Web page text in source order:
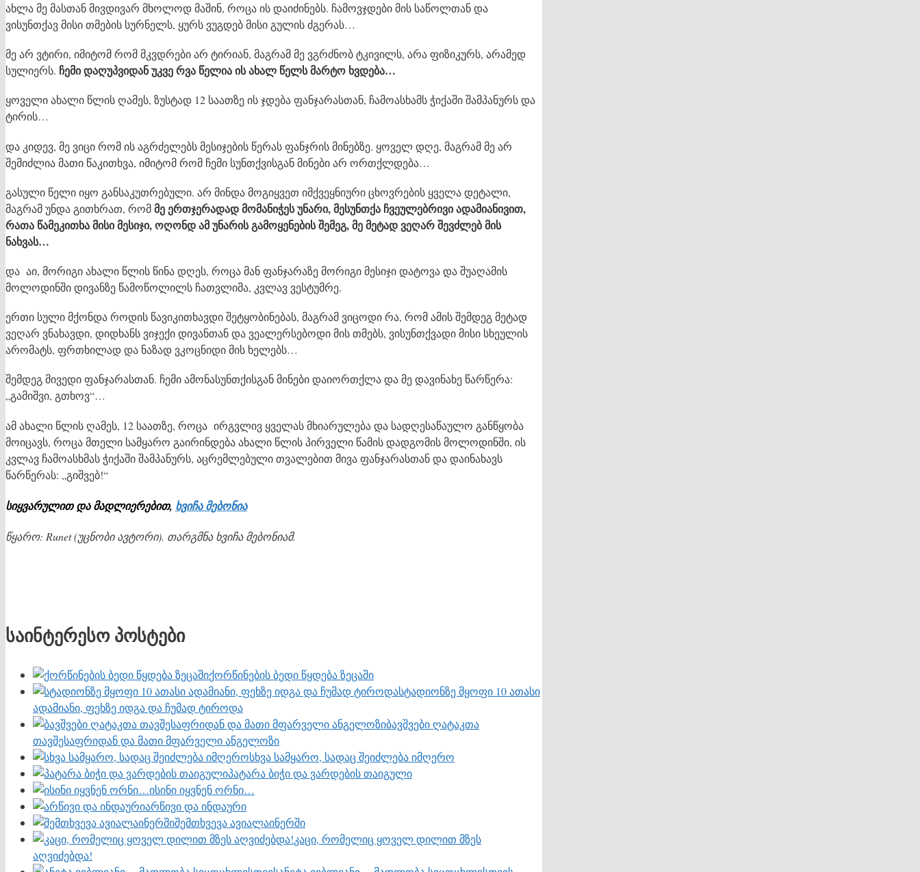
ახლა მე მასთან მივდივარ მხოლოდ მაშინ, როცა ის დაიძინებს. ჩამოვჯდები მის საწოლთან და
ვისუნთქავ მისი თმების სურნელს, ყურს ვუგდებ მისი გულის ძგერას…
მე არ ვტირი, იმიტომ რომ მკვდრები არ ტირიან, მაგრამ მე ვგრძნობ ტკივილს, არა ფიზიკურს, არამედ
სულიერს. ჩემი დაღუპვიდან უკვე რვა წელია ის ახალ წელს მარტო ხვდება…
ყოველი ახალი წლის ღამეს, ზუსტად 12 საათზე ის ჯდება ფანჯარასთან, ჩამოასხამს ჭიქაში შამპანურს და
ტირის…
და კიდევ, მე ვიცი რომ ის აგრძელებს მესიჯების წერას ფანჯრის მინებზე. ყოველ დღე, მაგრამ მე არ
შემიძლია მათი წაკითხვა, იმიტომ რომ ჩემი სუნთქვისგან მინები არ ორთქლდება…
გასული წელი იყო განსაკუთრებული. არ მინდა მოგიყვეთ იმქვეყნიური ცხოვრების ყველა დეტალი,
მაგრამ უნდა გითხრათ, რომმე ერთჯერადად მომანიჭეს უნარი, მესუნთქა ჩვეულებრივი ადამიანივით,
რათა წამეკითხა მისი მესიჯი, ოღონდ ამ უნარის გამოყენების შემეგ, მე მეტად ვეღარ შევძლებ მის
ნახვას…
და აი, მორიგი ახალი წლის წინა დღეს, როცა მან ფანჯარაზე მორიგი მესიჯი დატოვა და შუაღამის
მოლოდინში დივანზე წამოწოლილს ჩათვლიმა, კვლავ ვესტუმრე.
ერთი სული მქონდა როდის წავიკითხავდი შეტყობინებას, მაგრამ ვიცოდი რა, რომ ამის შემდეგ მეტად
ვეღარ ვნახავდი, დიდხანს ვიჯექი დივანთან და ვეალერსებოდი მის თმებს, ვისუნთქვადი მისი სხეულის
არომატს, ფრთხილად და ნაზად ვკოცნიდი მის ხელებს…
შემდეგ მივედი ფანჯარასთან. ჩემი ამონასუნთქისგან მინები დაიორთქლა და მე დავინახე წარწერა:
„გამიშვი, გთხოვ“…
ამ ახალი წლის ღამეს, 12 საათზე, როცა ირგვლივ ყველას მხიარულება და სადღესაწაულო განწყობა
მოიცავს, როცა მთელი სამყარო გაირინდება ახალი წლის პირველი წამის დადგომის მოლოდინში, ის
კვლავ ჩამოასხმას ჭიქაში შამპანურს, აცრემლებული თვალებით მივა ფანჯარასთან და დაინახავს
წარწერას: „გიშვებ!“
სიყვარულით და მადლიერებით, ხვიჩა მებონია
წყარო: Runet (უცნობი ავტორი). თარგმნა ხვიჩა მებონიამ.
საინტერესო პოსტები
ქორწინების ბედი წყდება ზეცაში
სტადიონზე მყოფი 10 ათასი
ადამიანი, ფეხზე იდგა და ჩუმად ტიროდა
ბავშვები ღატაკთა
თავშესაფრიდან და მათი მფარველი ანგელოზი
სხვა სამყარო, სადაც შეიძლება იმღერო
პატარა ბიჭი და ვარდების თაიგული
ისინი იყვნენ ორნი…
არწივი და ინდაური
შემთხვევა ავიალაინერში
კაცი, რომელიც ყოველ დილით მზეს
აღვიძებდა!